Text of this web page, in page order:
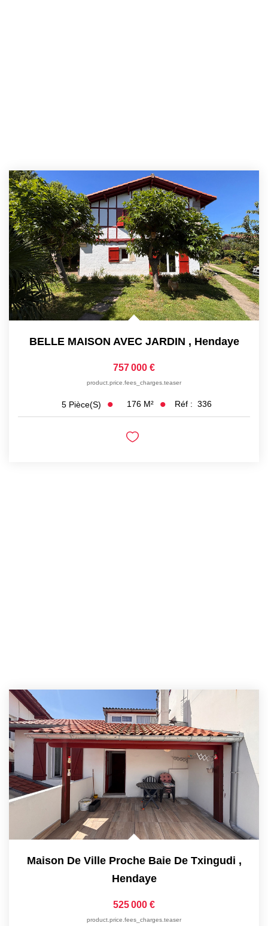
BELLE MAISON AVEC JARDIN , Hendaye
757 000 €
product.price.fees_charges.teaser
5 Pièce(s) 176 M² Réf : 336
Maison De Ville Proche Baie De Txingudi ,
Hendaye
525 000 €
product.price.fees_charges.teaser